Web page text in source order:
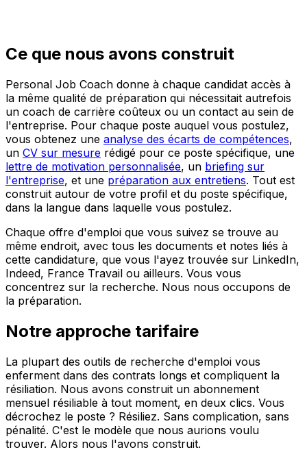
Ce que nous avons construit
Personal Job Coach donne à chaque candidat accès à
la même qualité de préparation qui nécessitait autrefois
un coach de carrière coûteux ou un contact au sein de
l'entreprise. Pour chaque poste auquel vous postulez,
vous obtenez une analyse des écarts de compétences,
un CV sur mesure rédigé pour ce poste spécifique, une
lettre de motivation personnalisée, un briefing sur
l'entreprise, et une préparation aux entretiens. Tout est
construit autour de votre profil et du poste spécifique,
dans la langue dans laquelle vous postulez.
Chaque offre d'emploi que vous suivez se trouve au
même endroit, avec tous les documents et notes liés à
cette candidature, que vous l'ayez trouvée sur LinkedIn,
Indeed, France Travail ou ailleurs. Vous vous
concentrez sur la recherche. Nous nous occupons de
la préparation.
Notre approche tarifaire
La plupart des outils de recherche d'emploi vous
enferment dans des contrats longs et compliquent la
résiliation. Nous avons construit un abonnement
mensuel résiliable à tout moment, en deux clics. Vous
décrochez le poste ? Résiliez. Sans complication, sans
pénalité. C'est le modèle que nous aurions voulu
trouver. Alors nous l'avons construit.